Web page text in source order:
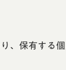
、保有する